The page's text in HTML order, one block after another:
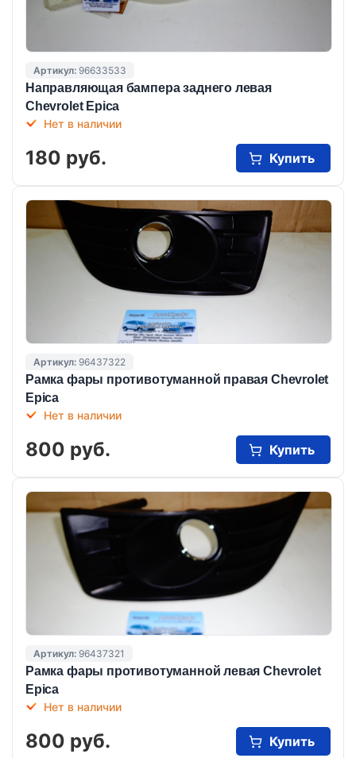
Артикул: 96633533
Направляющая бампера заднего левая
Chevrolet Epica
Нет в наличии
180 руб. Купить
Артикул: 96437322
Рамка фары противотуманной правая Chevrolet
Epica
Нет в наличии
800 руб. Купить
Артикул: 96437321
Рамка фары противотуманной левая Chevrolet
Epica
Нет в наличии
800 руб. Купить